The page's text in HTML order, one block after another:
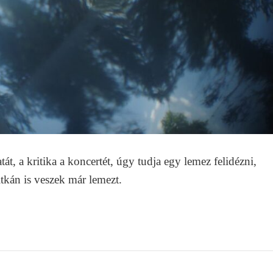
a kritika a koncertét, úgy tudja egy lemez felidézni,
is veszek már lemezt.